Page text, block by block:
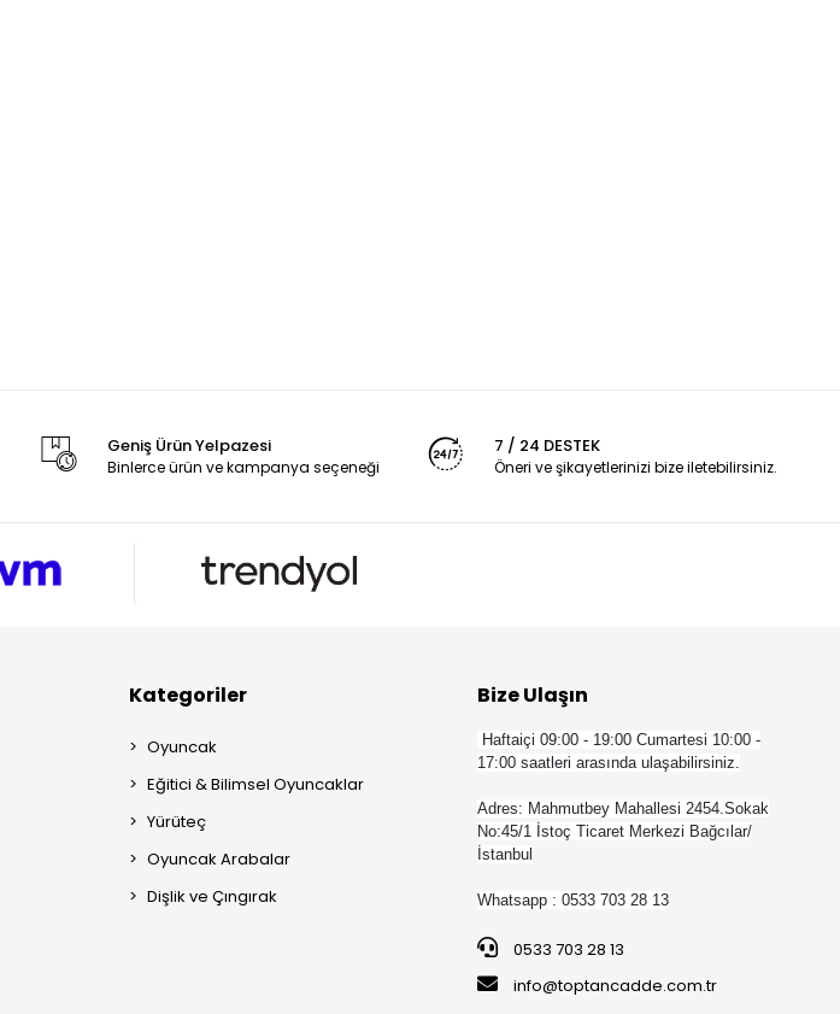
Geniş Ürün Yelpazesi
Binlerce ürün ve kampanya seçeneği
7 / 24 DESTEK
Öneri ve şikayetlerinizi bize iletebilirsiniz.
Kategoriler
Oyuncak
Eğitici & Bilimsel Oyuncaklar
Yürüteç
Oyuncak Arabalar
Dişlik ve Çıngırak
Bize Ulaşın
Haftaiçi 09:00 - 19:00 Cumartesi 10:00 -
17:00 saatleri arasında ulaşabilirsiniz.
Adres: Mahmutbey Mahallesi 2454.Sokak
No:45/1 İstoç Ticaret Merkezi Bağcılar/
İstanbul
Whatsapp : 0533 703 28 13
0533 703 28 13
info@toptancadde.com.tr